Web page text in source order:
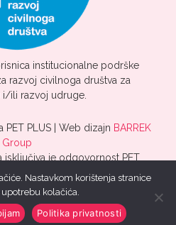
institucionalne podrške
razvoj civilnoga društva za
i/ili razvoj udruge.
PLUS | Web dizajn BARREK
Group
isključiva je odgovornost PET
PLUS.Nastavkom korištenja stranice
kolačića.
Politika privatnosti